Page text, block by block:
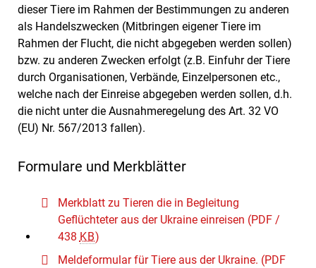
dieser Tiere im Rahmen der Bestimmungen zu anderen
als Handelszwecken (Mitbringen eigener Tiere im
Rahmen der Flucht, die nicht abgegeben werden sollen)
bzw. zu anderen Zwecken erfolgt (z.B. Einfuhr der Tiere
durch Organisationen, Verbände, Einzelpersonen etc.,
welche nach der Einreise abgegeben werden sollen, d.h.
die nicht unter die Ausnahmeregelung des Art. 32 VO
(EU) Nr. 567/2013 fallen).
Formulare und Merkblätter
Merkblatt zu Tieren die in Begleitung
Geflüchteter aus der Ukraine einreisen (PDF /
438 KB)
Meldeformular für Tiere aus der Ukraine. (PDF